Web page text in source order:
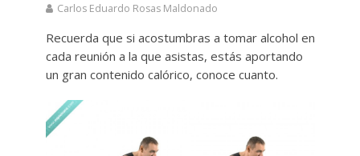
Carlos Eduardo Rosas Maldonado
Recuerda que si acostumbras a tomar alcohol en
cada reunión a la que asistas, estás aportando
un gran contenido calórico, conoce cuanto.